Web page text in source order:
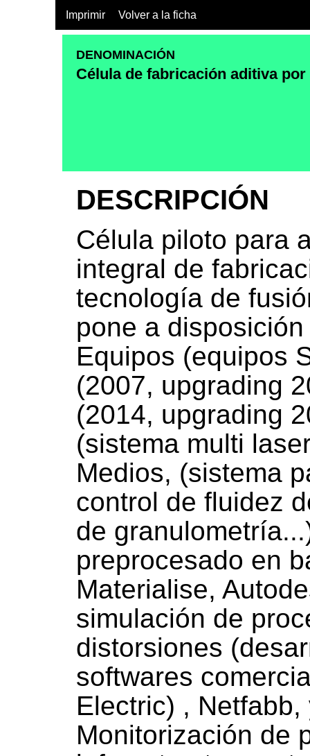
Imprimir Volver a la ficha
DENOMINACIÓN
Célula de fabricación aditiva por
DESCRIPCIÓN
Célula piloto para
integral de
tecnología de
pone a
Equipos (equipos
(2007, upgrading
(2014, upgrading
(sistema multi
Medios, (sistema
control de fluidez
de
preprocesado en
Materialise,
simulación de
distorsiones
softwares
Electric) ,
Monitorización de